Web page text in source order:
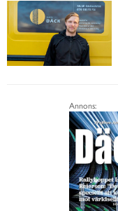
Annons: